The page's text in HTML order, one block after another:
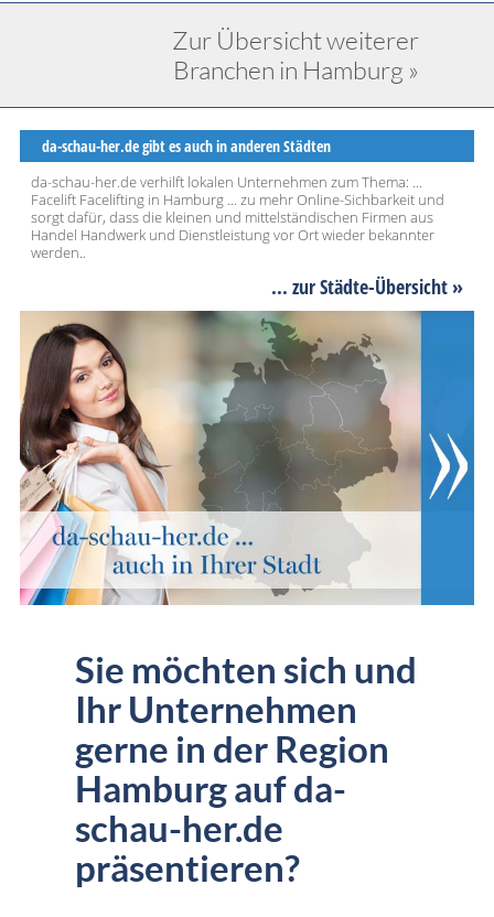
Zur Übersicht weiterer
Branchen in Hamburg »
da-schau-her.de gibt es auch in anderen Städten
da-schau-her.de verhilft lokalen Unternehmen zum Thema: ...
Facelift Facelifting in Hamburg ... zu mehr Online-Sichbarkeit und
sorgt dafür, dass die kleinen und mittelständischen Firmen aus
Handel Handwerk und Dienstleistung vor Ort wieder bekannter
werden..
... zur Städte-Übersicht »
Sie möchten sich und
Ihr Unternehmen
gerne in der Region
Hamburg auf da-
schau-her.de
präsentieren?